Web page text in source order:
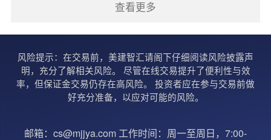
成交量是市场活动的一个重要指标，通常用于确认
价格趋势的强弱。在黄金交易中，若价格上涨伴随着成
交量的增加，说明市场对该趋势的认可，反之则可能意
势的关系，进一步确认交易信号的有效性。
查看更多
风险提示：在交易前，美建智汇请阁下仔细阅读风险披露声
明，充分了解相关风险。 尽管在线交易提升了便利性与效
率，但保证金交易仍存在高风险。 投资者应在参与交易前做
好充分准备，以应对可能的风险。
邮箱：cs@mjjya.com 工作时间：周一至周日，7:00-